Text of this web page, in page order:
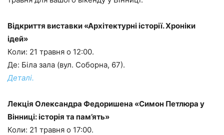
Відкриття виставки «Архітектурні історії. Хроніки
ідей»
Коли: 21 травня о 12:00.
Де: Біла зала (вул. Соборна, 67).
Деталі.
Лекція Олександра Федоришена «Симон Петлюра у
Вінниці: історія та пам’ять»
Коли: 21 травня о 17:00.